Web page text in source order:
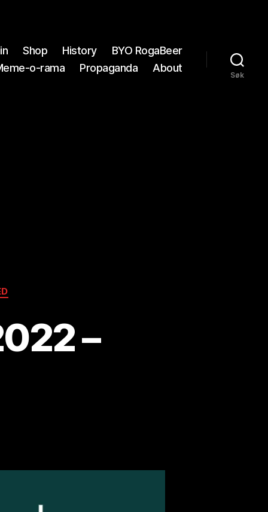
Shop History
BYO RogaBeer
o-rama
Propaganda About
Søk
–